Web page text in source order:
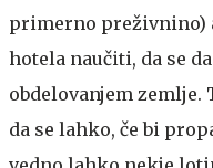
primerno preživnino)
hotela naučiti, da se
obdelovanjem
da se lahko, če bi